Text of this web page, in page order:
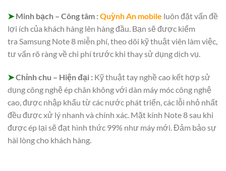
➤Minh bạch – Công tâm :Quỳnh An mobile luôn đặt vấn đề
lợi ích của khách hàng lên hàng đầu. Bạn sẽ được kiểm
tra Samsung Note 8 miễn phí, theo dõi kỹ thuật viên làm việc,
tư vấn rõ ràng về chi phí trước khi thay sử dụng dịch vụ.
➤Chỉnh chu – Hiện đại : Kỹ thuật tay nghề cao kết hợp sử
dụng công nghệ ép chân không với dàn máy móc công nghệ
cao, được nhập khẩu từ các nước phát triển, các lỗi nhỏ nhất
đều được xử lý nhanh và chính xác. Mặt kính Note 8 sau khi
được ép lại sẽ đạt hình thức 99% như máy mới. Đảm bảo sự
hài lòng cho khách hàng.